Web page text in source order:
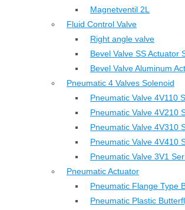
Magnetventil 2L
Fluid Control Valve
Right angle valve
Bevel Valve SS Actuator
Bevel Valve Aluminum
Pneumatic 4 Valves Solenoid
Pneumatic Valve 4V110
Pneumatic Valve 4V210
Pneumatic Valve 4V310
Pneumatic Valve 4V410
Pneumatic Valve 3V1
Pneumatic Actuator
Pneumatic Flange Type
Pneumatic Plastic